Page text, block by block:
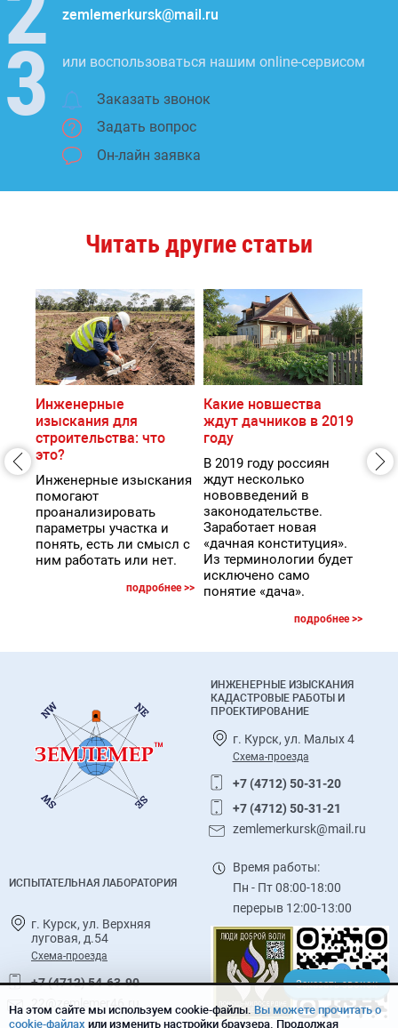
zemlemerkursk@mail.ru
или воспользоваться нашим online-сервисом
Заказать звонок
Задать вопрос
Он-лайн заявка
Читать другие статьи
Инженерные
изыскания для
строительства: что
это?
Инженерные изыскания
помогают
проанализировать
параметры участка и
понять, есть ли смысл с
ним работать или нет.
подробнее >>
Какие новшества
ждут дачников в 2019
году
В 2019 году россиян
ждут несколько
нововведений в
законодательстве.
Заработает новая
«дачная конституция».
Из терминологии будет
исключено само
понятие «дача».
подробнее >>
Заказать звонок
ИНЖЕНЕРНЫЕ ИЗЫСКАНИЯ
КАДАСТРОВЫЕ РАБОТЫ И
ПРОЕКТИРОВАНИЕ
г. Курск, ул. Малых 4
Схема-проезда
+7 (4712) 50-31-20
+7 (4712) 50-31-21
zemlemerkursk@mail.ru
ИСПЫТАТЕЛЬНАЯ ЛАБОРАТОРИЯ
г. Курск, ул. Верхняя
луговая, д.54
Схема-проезда
+7 (4712) 54-63-90
22@zemlemer46.ru
Время работы:
Пн - Пт 08:00-18:00
перерыв 12:00-13:00
На этом сайте мы используем cookie-файлы. Вы можете прочитать о
cookie-файлах или изменить настройки браузера. Продолжая